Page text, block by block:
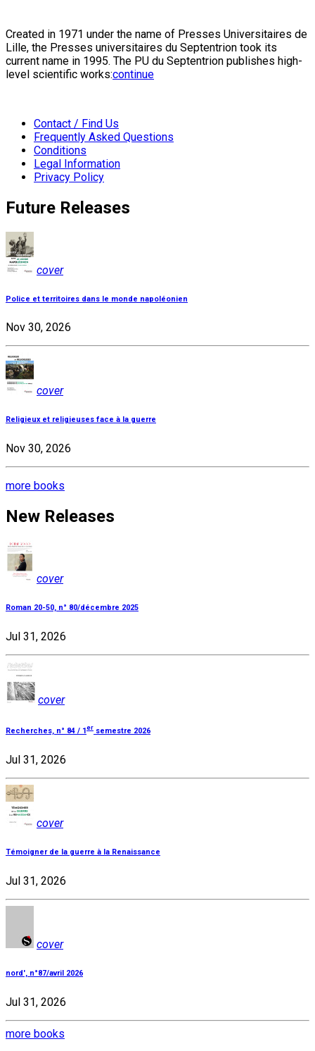
Created in 1971 under the name of Presses Universitaires de
Lille, the Presses universitaires du Septentrion took its
current name in 1995. The PU du Septentrion publishes high-
level scientific works:continue
Contact / Find Us
Frequently Asked Questions
Conditions
Legal Information
Privacy Policy
Future Releases
cover
Police et territoires dans le monde napoléonien
Nov 30, 2026
cover
Religieux et religieuses face à la guerre
Nov 30, 2026
more books
New Releases
cover
Roman 20-50, n° 80/décembre 2025
Jul 31, 2026
cover
Recherches, n° 84 / 1er semestre 2026
Jul 31, 2026
cover
Témoigner de la guerre à la Renaissance
Jul 31, 2026
cover
nord', n°87/avril 2026
Jul 31, 2026
more books